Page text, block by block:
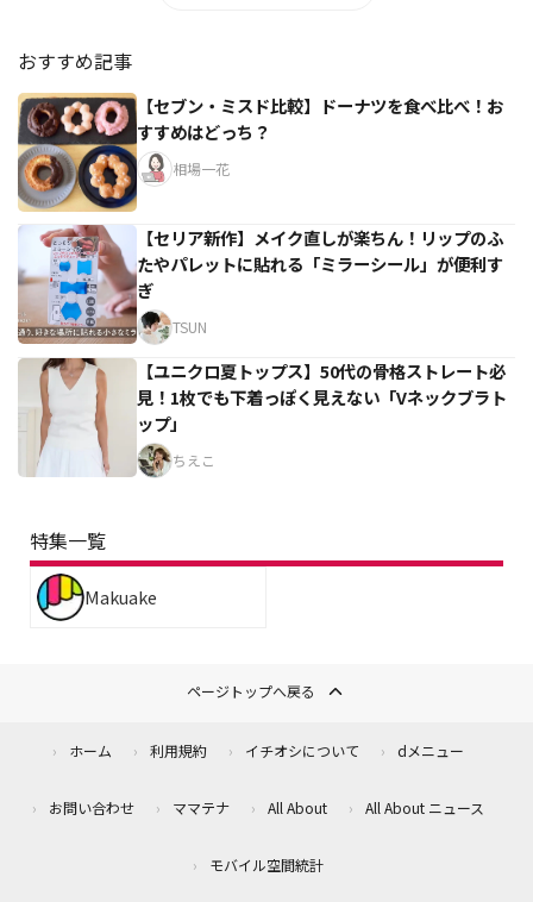
おすすめ記事
【セブン・ミスド比較】ドーナツを食べ比べ！お
すすめはどっち？
相場一花
【セリア新作】メイク直しが楽ちん！リップのふ
たやパレットに貼れる「ミラーシール」が便利す
ぎ
TSUN
【ユニクロ夏トップス】50代の骨格ストレート必
見！1枚でも下着っぽく見えない「Vネックブラト
ップ」
ちえこ
特集一覧
Makuake
ページトップへ戻る
ホーム 利用規約 イチオシについて dメニュー
お問い合わせ ママテナ All About All About ニュース
モバイル空間統計